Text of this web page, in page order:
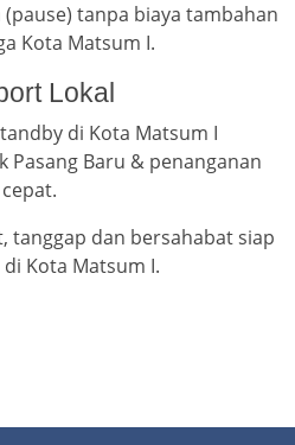
tanpa biaya tambahan
Kota Matsum I.
Lokal
di Kota Matsum I
Pasang Baru & penanganan
cepat.
tanggap dan bersahabat siap
Kota Matsum I.